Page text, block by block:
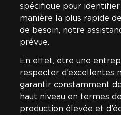
spécifique pour
manière la plus rapide
de besoin, notre
prévue.
En effet, être une
respecter d’excellentes
garantir constamment
haut niveau en termes
production élevée et